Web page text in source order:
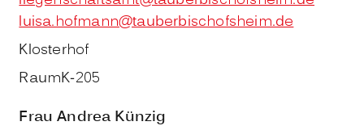
luisa.hofmann@tauberbischofsheim.de
Klosterhof
RaumK-205
Frau Andrea Künzig